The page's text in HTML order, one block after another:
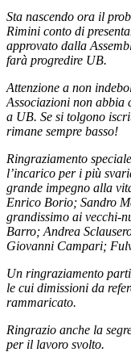
Sta nascendo ora il
Rimini conto di
approvato dalla
farà progredire UB.
Attenzione a non
Associazioni non abbia
a UB. Se si tolgono
rimane sempre basso!
Ringraziamento
l’incarico per i più
grande impegno alla
Enrico Borio; Sandro
grandissimo ai vecchi-
Barro; Andrea
Giovanni Campari;
Un ringraziamento
le cui dimissioni da
rammaricato.
Ringrazio anche la
per il lavoro svolto.